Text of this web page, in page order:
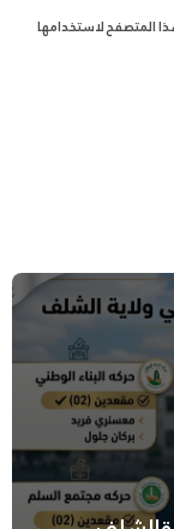
المتصفح لاستخدامها